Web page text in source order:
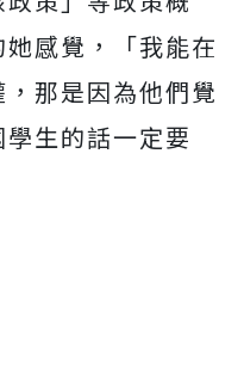
感覺，「我能在
那是因為他們覺
生的話一定要